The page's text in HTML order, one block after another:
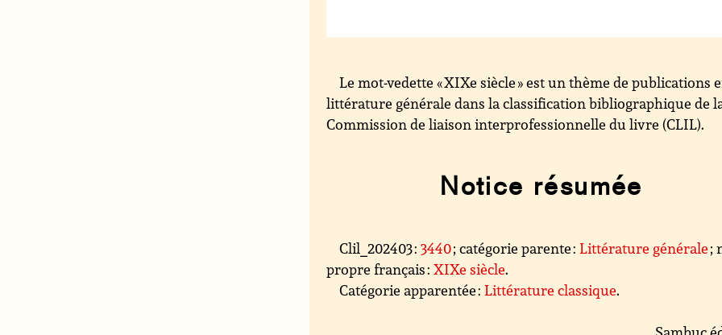
Le mot-vedette « XIXe siècle » est un thème de publications
littérature générale dans la classification bibliographique de
Commission de liaison interprofessionnelle du livre (CLIL).
Notice résumée
Clil_202403 :3440; catégorie parente :Littérature générale;
propre français :XIXe siècle.
Catégorie apparentée :Littérature classique.